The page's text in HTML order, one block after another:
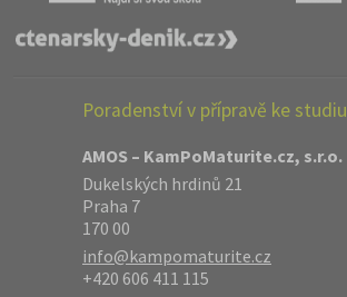
Poradenství v přípravě ke studiu
AMOS – KamPoMaturite.cz, s.r.o.
Dukelských hrdinů 21
Praha 7
170 00
info@kampomaturite.cz
+420 606 411 115